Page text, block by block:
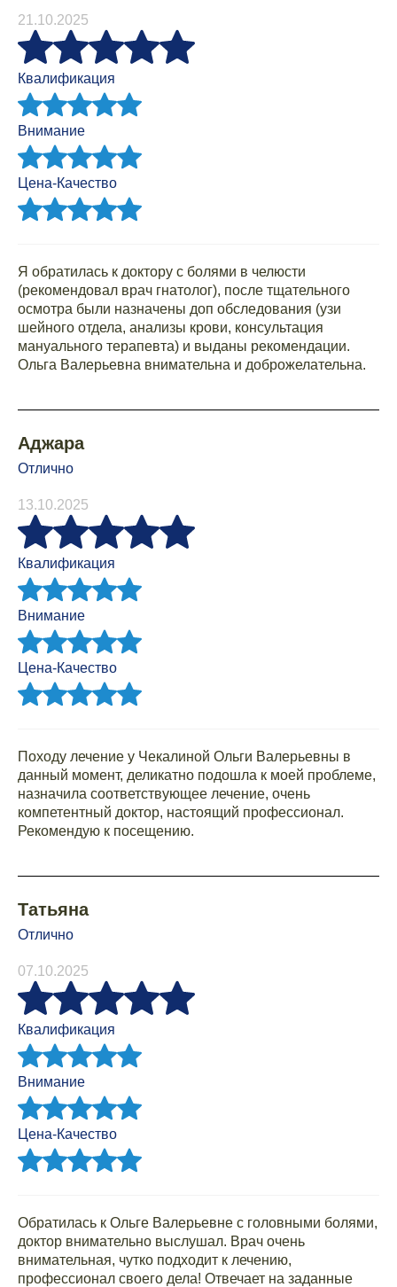
21.10.2025
Квалификация
Внимание
Цена-Качество
Я обратилась к доктору с болями в челюсти
(рекомендовал врач гнатолог), после тщательного
осмотра были назначены доп обследования (узи
шейного отдела, анализы крови, консультация
мануального терапевта) и выданы рекомендации.
Ольга Валерьевна внимательна и доброжелательна.
Аджара
Отлично
13.10.2025
Квалификация
Внимание
Цена-Качество
Походу лечение у Чекалиной Ольги Валерьевны в
данный момент, деликатно подошла к моей проблеме,
назначила соответствующее лечение, очень
компетентный доктор, настоящий профессионал.
Рекомендую к посещению.
Татьяна
Отлично
07.10.2025
Квалификация
Внимание
Цена-Качество
Обратилась к Ольге Валерьевне с головными болями,
доктор внимательно выслушал. Врач очень
внимательная, чутко подходит к лечению,
профессионал своего дела! Отвечает на заданные